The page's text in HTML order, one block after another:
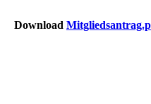
Download